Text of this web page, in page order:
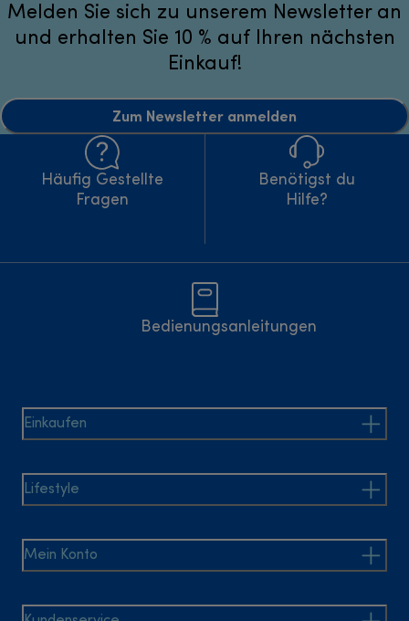
Melden Sie sich zu unserem Newsletter an
und erhalten Sie 10 % auf Ihren nächsten
Einkauf!
Zum Newsletter anmelden
Häufig Gestellte
Fragen
Benötigst du
Hilfe?
Bedienungsanleitungen
Einkaufen
Lifestyle
Mein Konto